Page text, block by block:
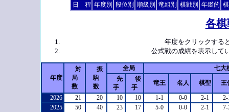
日 程 年度別 段位別 順級別 竜組別 棋戦別 年鑑的
各
年度をクリックする
公式戦の成績を表示して
年度
対
局
数
振
駒
数
全局
七大
先
手
後
手
竜王 名人 棋聖 王
2026 21 20 10 10 1-1 0-0 2-1
2-
2025
50 40 23 17 5-0 0-0 2-1
7-